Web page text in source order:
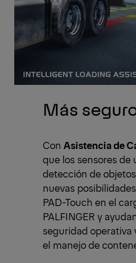
Más
Con Asistencia de
que los sensores de
detección de
nuevas
PAD-Touch en el
PALFINGER y
seguridad
el manejo de